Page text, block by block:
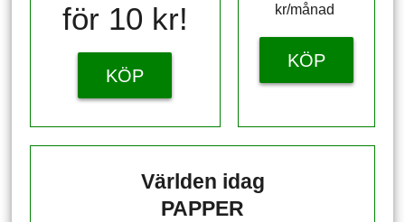
för 10 kr!
KÖP
kr/månad ​​​​​​
KÖP
Världen idag
PAPPER